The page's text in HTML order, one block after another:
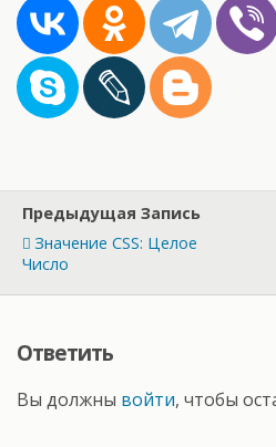
Предыдущая Запись
Значение CSS: Целое
Число
Ответить
Вы должны войти, чтобы